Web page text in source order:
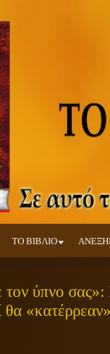
ΤΟ ΒΙΒΛΙΟ
ύπνο σας»:
θα